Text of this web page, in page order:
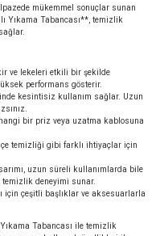
mükemmel sonuçlar sunan
Yıkama Tabancası**, temizlik
ve lekeleri etkili bir şekilde
performans gösterir.
kesintisiz kullanım sağlar. Uzun
bir priz veya uzatma kablosuna
temizliği gibi farklı ihtiyaçlar için
uzun süreli kullanımlarda bile
deneyimi sunar.
için çeşitli başlıklar ve aksesuarlarla
Tabancası ile temizlik